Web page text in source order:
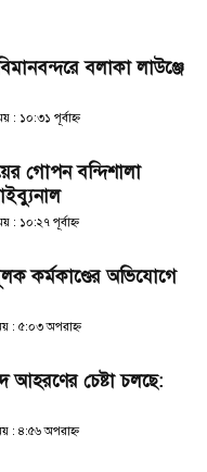
বলাকা লাউঞ্জে
: ১০:৩১ পূর্বাহ্ণ
গোপন বন্দিশালা
: ১০:২৭ পূর্বাহ্ণ
কর্মকাণ্ডের অভিযোগে
: ৫:০৩ অপরাহ্ণ
আহরণের চেষ্টা চলছে:
: ৪:৫৬ অপরাহ্ণ